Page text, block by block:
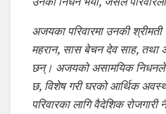
अजयका परिवारमा उनकी
महरान, सास बेचन देव साह,
छन्। अजयको असामयिक निधनले
छ, विशेष गरी घरको आर्थिक
परिवारका लागि वैदेशिक